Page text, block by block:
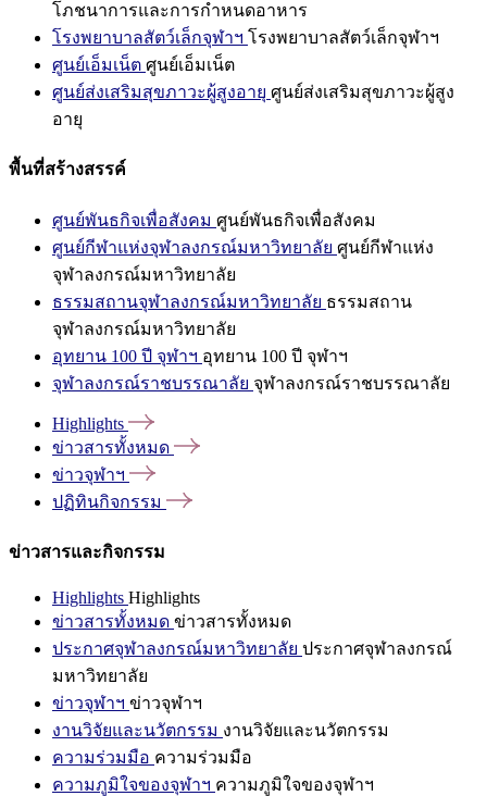
โภชนาการและการกำหนดอาหาร
โรงพยาบาลสัตว์เล็กจุฬาฯ โรงพยาบาลสัตว์เล็กจุฬาฯ
ศูนย์เอ็มเน็ต ศูนย์เอ็มเน็ต
ศูนย์ส่งเสริมสุขภาวะผู้สูงอายุ ศูนย์ส่งเสริมสุขภาวะผู้สูง
อายุ
พื้นที่สร้างสรรค์
ศูนย์พันธกิจเพื่อสังคม ศูนย์พันธกิจเพื่อสังคม
ศูนย์กีฬาแห่งจุฬาลงกรณ์มหาวิทยาลัย ศูนย์กีฬาแห่ง
จุฬาลงกรณ์มหาวิทยาลัย
ธรรมสถานจุฬาลงกรณ์มหาวิทยาลัย ธรรมสถาน
จุฬาลงกรณ์มหาวิทยาลัย
อุทยาน 100 ปี จุฬาฯ อุทยาน 100 ปี จุฬาฯ
จุฬาลงกรณ์ราชบรรณาลัย จุฬาลงกรณ์ราชบรรณาลัย
Highlights
ข่าวสารทั้งหมด
ข่าวจุฬาฯ
ปฏิทินกิจกรรม
ข่าวสารและกิจกรรม
Highlights Highlights
ข่าวสารทั้งหมด ข่าวสารทั้งหมด
ประกาศจุฬาลงกรณ์มหาวิทยาลัย ประกาศจุฬาลงกรณ์
มหาวิทยาลัย
ข่าวจุฬาฯ ข่าวจุฬาฯ
งานวิจัยและนวัตกรรม งานวิจัยและนวัตกรรม
ความร่วมมือ ความร่วมมือ
ความภูมิใจของจุฬาฯ ความภูมิใจของจุฬาฯ